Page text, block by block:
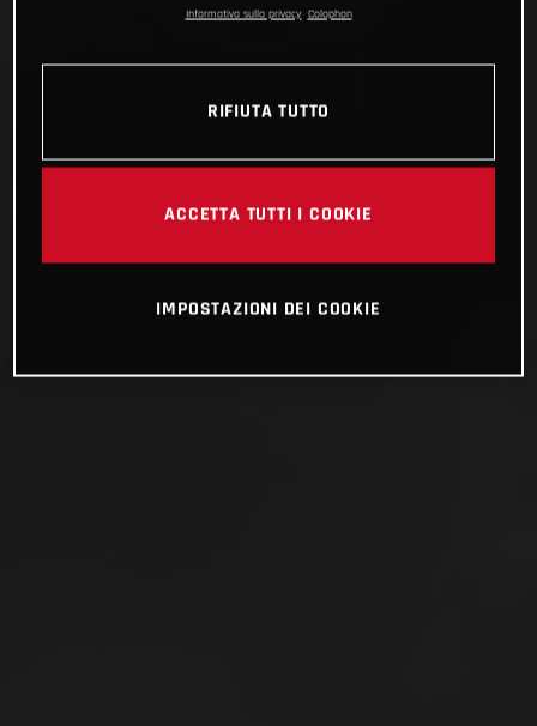
Informativa sulla privacy Colophon
RIFIUTA TUTTO
ACCETTA TUTTI I COOKIE
IMPOSTAZIONI DEI COOKIE